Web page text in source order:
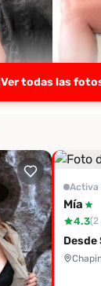
Ver todas las
Activa
Mía
4.3(2